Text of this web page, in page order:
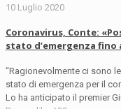
10 Luglio 2020
Coronavirus, Conte:
stato d’emergenza fino
“Ragionevolmente ci sono
stato di emergenza per il
Lo ha anticipato il premier